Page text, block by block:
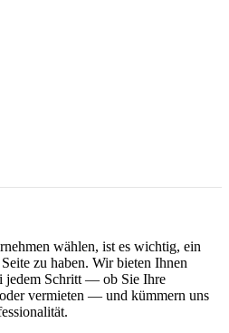
wählen, ist es wichtig, ein
zu haben. Wir bieten Ihnen
jedem Schritt — ob Sie Ihre
vermieten — und kümmern uns